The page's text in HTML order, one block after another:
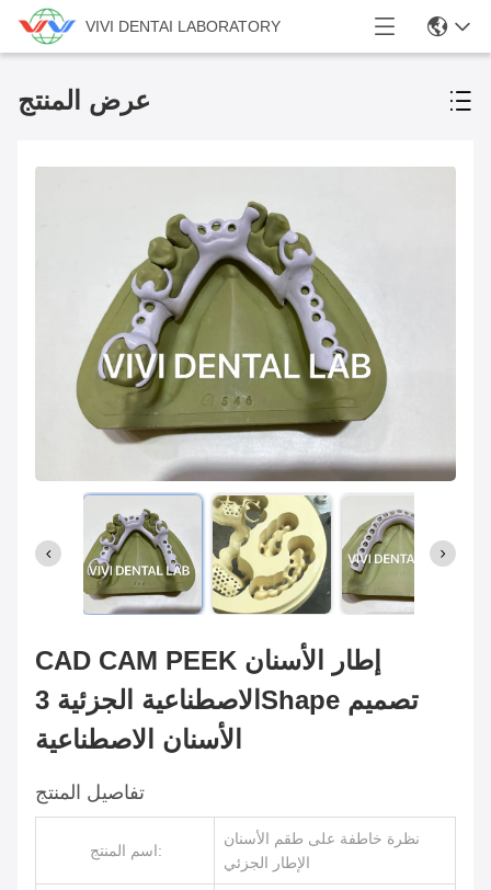
VIVI DENTAI LABORATORY
عرض المنتج
CAD CAM PEEK إطار الأسنان
الاصطناعية الجزئية 3Shape تصميم
الأسنان الاصطناعية
تفاصيل المنتج
اسم المنتج:
نظرة خاطفة على طقم الأسنان
الإطار الجزئي